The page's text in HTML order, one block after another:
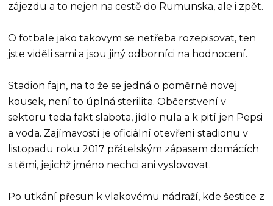
zájezdu a to nejen na cestě do Rumunska, ale i zpět.
O fotbale jako takovym se netřeba rozepisovat, ten
jste viděli sami a jsou jiný odborníci na hodnocení.
Stadion fajn, na to že se jedná o poměrně novej
kousek, není to úplná sterilita. Občerstvení v
sektoru teda fakt slabota, jídlo nula a k pití jen Pepsi
a voda. Zajímavostí je oficiální otevření stadionu v
listopadu roku 2017 přátelským zápasem domácích
s těmi, jejichž jméno nechci ani vyslovovat.
Po utkání přesun k vlakovému nádraží, kde šestice z